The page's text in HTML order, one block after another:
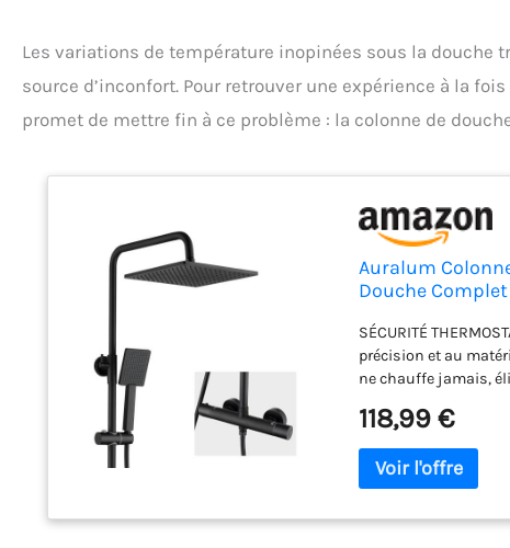
Les variations de température inopinées sous la
source d’inconfort. Pour retrouver une expérience à la
promet de mettre fin à ce problème : la colonne de
Auralum
Douche
SÉCURITÉ
précision et au
ne chauffe jamais,
TESTÉE (NIVEAU 9
succès le test de
la décoloration et
élégant, même après
SANS NOUVEAUX
118,99 €